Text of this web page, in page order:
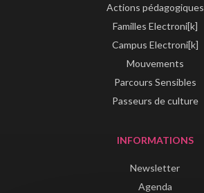
Actions pédagogiques
Familles Electroni[k]
Campus Electroni[k]
Mouvements
Parcours Sensibles
Passeurs de culture
INFORMATIONS
Newsletter
Agenda